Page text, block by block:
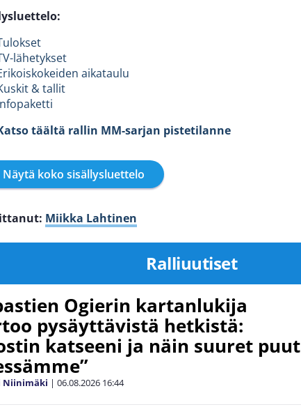
lähetykset
aikataulu
& tallit
täältä rallin MM-sarjan pistetilanne
Näytä koko sisällysluettelo
Miikka Lahtinen
Ralliuutiset
Ogierin kartanlukija
pysäyttävistä hetkistä:
katseeni ja näin suuret puut
Niinimäki | 06.08.2026 16:44